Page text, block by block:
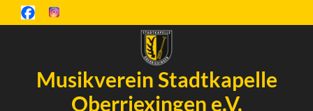
Musikverein Stadtkapelle
Oberriexingen e.V.